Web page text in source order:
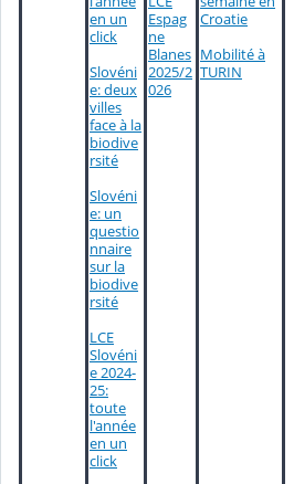
en un
click
Slovéni
e: deux
villes
face à la
biodive
rsité
Slovéni
e: un
questio
nnaire
sur la
biodive
rsité
LCE
Slovéni
e 2024-
25:
toute
l'année
en un
click
Espag
ne
Blanes
2025/2
026
Croatie
Mobilité à
TURIN